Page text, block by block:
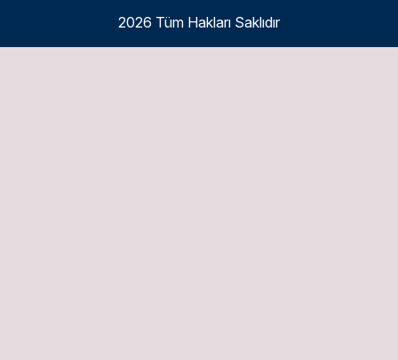
2026 Tüm Hakları Saklıdır